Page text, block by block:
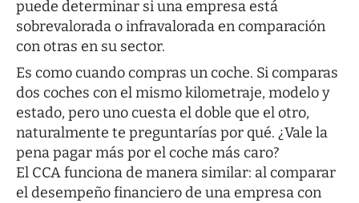
puede determinar si una empresa está
sobrevalorada o infravalorada en comparación
con otras en su sector.
Es como cuando compras un coche. Si comparas
dos coches con el mismo kilometraje, modelo y
estado, pero uno cuesta el doble que el otro,
naturalmente te preguntarías por qué. ¿Vale la
pena pagar más por el coche más caro?
El CCA funciona de manera similar: al comparar
el desempeño financiero de una empresa con